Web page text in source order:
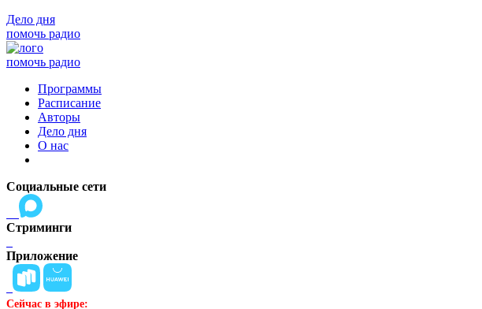
Дело дня
помочь радио
помочь радио
Программы
Расписание
Авторы
Дело дня
О нас
Социальные сети
Стриминги
Приложение
Сейчас в эфире: